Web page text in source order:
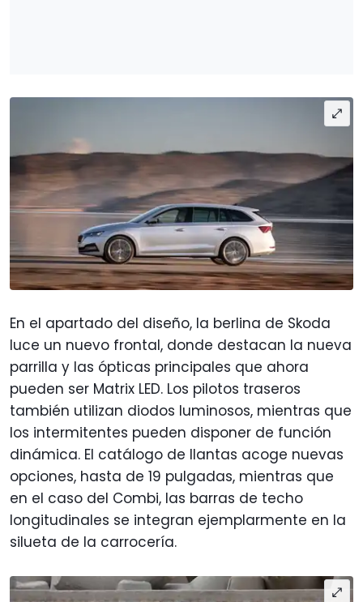
En el apartado del diseño, la berlina de Skoda
luce un nuevo frontal, donde destacan la nueva
parrilla y las ópticas principales que ahora
pueden ser Matrix LED. Los pilotos traseros
también utilizan diodos luminosos, mientras que
los intermitentes pueden disponer de función
dinámica. El catálogo de llantas acoge nuevas
opciones, hasta de 19 pulgadas, mientras que
en el caso del Combi, las barras de techo
longitudinales se integran ejemplarmente en la
silueta de la carrocería.